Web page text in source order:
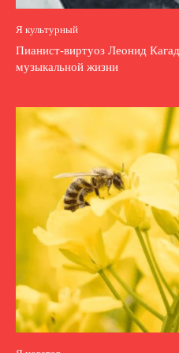
Я культурный
Пианист-виртуоз Леонид
музыкальной жизни